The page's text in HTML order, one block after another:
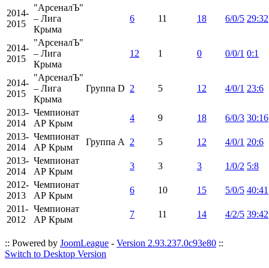
2014-
2015
"АрсеналЪ"
– Лига
Крыма
6 11 18 6/0/5 29:32
2014-
2015
"АрсеналЪ"
– Лига
Крыма
12 1 0 0/0/1 0:1
2014-
2015
"АрсеналЪ"
– Лига
Крыма
Группа D 2 5 12 4/0/1 23:6
2013-
2014
Чемпионат
АР Крым
4 9 18 6/0/3 30:16
2013-
2014
Чемпионат
АР Крым
Группа A 2 5 12 4/0/1 20:6
2013-
2014
Чемпионат
АР Крым
3 3 3 1/0/2 5:8
2012-
2013
Чемпионат
АР Крым
6 10 15 5/0/5 40:41
2011-
2012
Чемпионат
АР Крым
7 11 14 4/2/5 39:42
:: Powered by JoomLeague - Version 2.93.237.0c93e80 ::
Switch to Desktop Version